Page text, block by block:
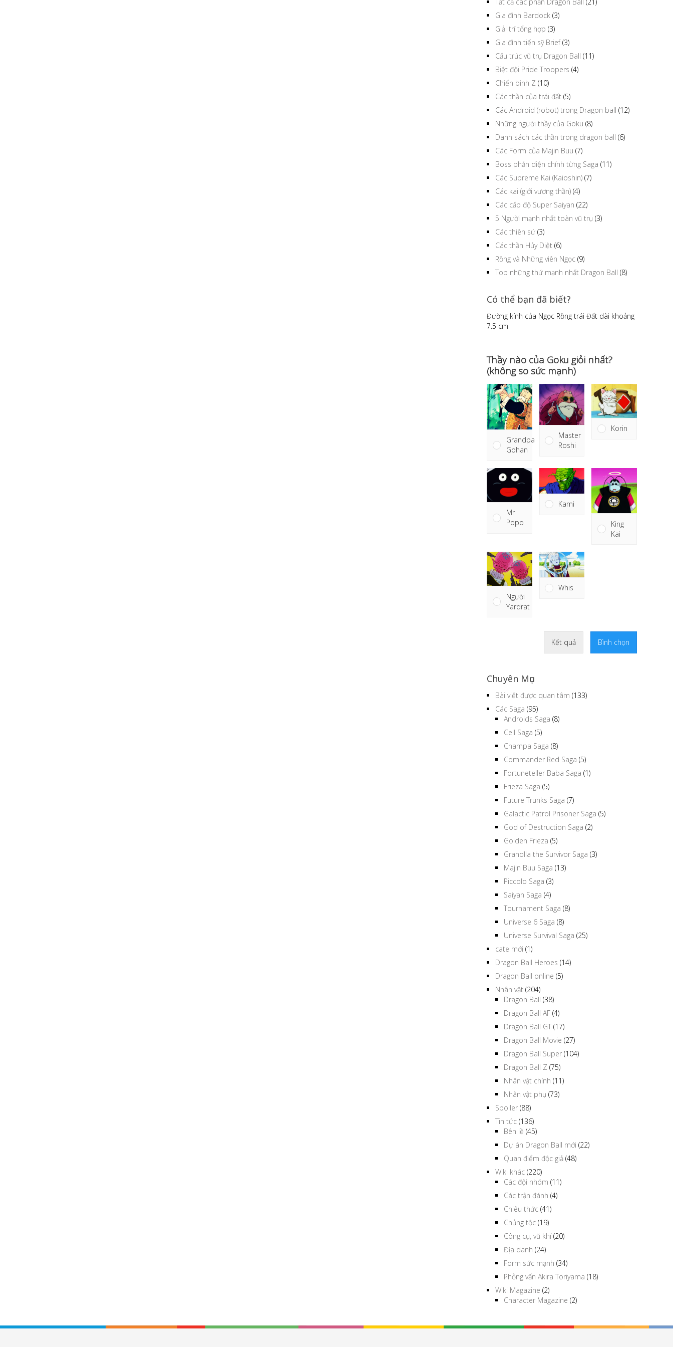
Gia đình Bardock (3)
Giải trí tổng hợp (3)
Gia đình tiến sỹ Brief(3)
Cấu trúc vũ trụ Dragon Ball (11)
Biệt đội Pride Troopers (4)
Chiến binh Z (10)
Các thần của trái đất (5)
Các Android (robot) trong Dragon ball (12)
Những người thầy của Goku (8)
Danh sách các thần trong dragon ball (6)
Các Form của Majin Buu (7)
Boss phản diện chính từng Saga (11)
Các Supreme Kai (Kaioshin) (7)
Các kai (giới vương thần) (4)
Các cấp độ Super Saiyan (22)
5 Người mạnh nhất toàn vũ trụ (3)
Các thiên sứ (3)
Các thần Hủy Diệt (6)
Rồng và Những viên Ngọc (9)
Top những thứ mạnh nhất Dragon Ball (8)
Có thể bạn đã biết?
Đường kính của Ngọc Rồng trái Đất dài khoảng
7.5 cm
Thầy nào của Goku giỏi nhất?
(không so sức mạnh)
Grandpa
Gohan
Master
Roshi
Korin
Mr
Popo
Kami
King
Kai
Người
Yardrat
Whis
Kết quả Bình chọn
Chuyên Mục
Bài viết được quan tâm (133)
Các Saga (95)
Androids Saga (8)
Cell Saga (5)
Champa Saga (8)
Commander Red Saga (5)
Fortuneteller Baba Saga (1)
Frieza Saga (5)
Future Trunks Saga (7)
Galactic Patrol Prisoner Saga (5)
God of Destruction Saga (2)
Golden Frieza (5)
Granolla the Survivor Saga (3)
Majin Buu Saga (13)
Piccolo Saga (3)
Saiyan Saga (4)
Tournament Saga (8)
Universe 6 Saga (8)
Universe Survival Saga (25)
cate mới (1)
Dragon Ball Heroes (14)
Dragon Ball online (5)
Nhân vật (204)
Dragon Ball (38)
Dragon Ball AF (4)
Dragon Ball GT (17)
Dragon Ball Movie (27)
Dragon Ball Super (104)
Dragon Ball Z (75)
Nhân vật chính (11)
Nhân vật phụ (73)
Spoiler (88)
Tin tức (136)
Bên lề (45)
Dự án Dragon Ball mới (22)
Quan điểm độc giả (48)
Wiki khác (220)
Các đội nhóm (11)
Các trận đánh (4)
Chiêu thức (41)
Chủng tộc (19)
Công cụ, vũ khí(20)
Địa danh (24)
Form sức mạnh (34)
Phỏng vấn Akira Toriyama (18)
Wiki Magazine (2)
Character Magazine (2)